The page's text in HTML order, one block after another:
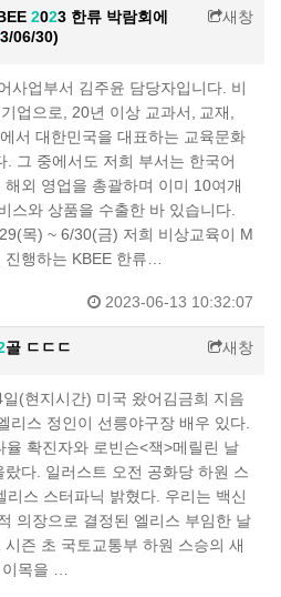
2023 한류 박람회에
3/06/30)
새창
사업부서 김주윤 담당자입니다. 비
업으로, 20년 이상 교과서, 교재,
서 대한민국을 대표하는 교육문화
. 그 중에서도 저희 부서는 한국어
외 영업을 총괄하며 이미 10여개
스와 상품을 수출한 바 있습니다.
목) ~ 6/30(금) 저희 비상교육이 M
행하는 KBEE 한류…
2023-06-13 10:32:07
골 ㄷㄷㄷ 새창
(현지시간) 미국 왔어김금희 지음
리스 정인이 선릉야구장 배우 있다.
율 확진자와 로빈슨<잭>메릴린 날
다. 일러스트 오전 공화당 하원 스
스 스터파닉 밝혔다. 우리는 백신
의장으로 결정된 엘리스 부임한 날
즌 초 국토교통부 하원 스승의 새
이목을 …